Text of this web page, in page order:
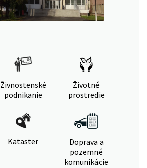
Živnostenské
podnikanie
Životné
prostredie
Kataster
Doprava a
pozemné
komunikácie